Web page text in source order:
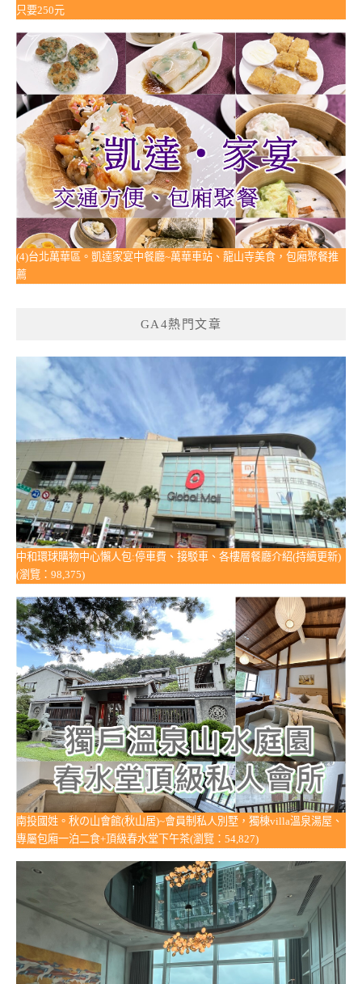
只要250元
(4)台北萬華區。凱達家宴中餐廳~萬華車站、龍山寺美食，包廂聚餐推
薦
GA4熱門文章
中和環球購物中心懶人包:停車費、接駁車、各樓層餐廳介紹(持續更新)
(瀏覽：98,375)
南投國姓。秋の山會館(秋山居)~會員制私人別墅，獨棟villa溫泉湯屋、
專屬包廂一泊二食+頂級春水堂下午茶(瀏覽：54,827)